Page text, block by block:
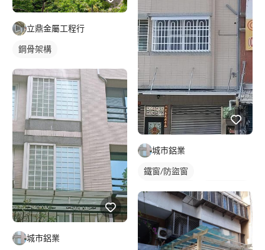
立鼎金屬工程行
鋼骨架構
城市鋁業
城市鋁業
鐵窗/防盜窗